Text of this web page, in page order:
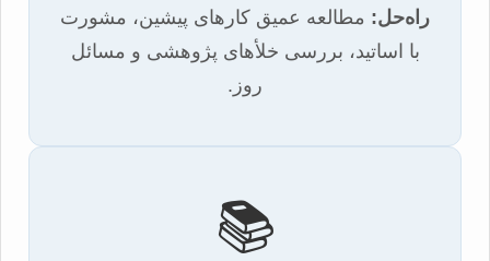
راه‌حل: مطالعه عمیق کارهای پیشین، مشورت
با اساتید، بررسی خلأهای پژوهشی و مسائل
روز.
📚